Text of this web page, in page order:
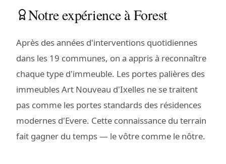
Notre expérience à Forest
Après des années d'interventions quotidiennes
dans les 19 communes, on a appris à reconnaître
chaque type d'immeuble. Les portes palières des
immeubles Art Nouveau d'Ixelles ne se traitent
pas comme les portes standards des résidences
modernes d'Evere. Cette connaissance du terrain
fait gagner du temps — le vôtre comme le nôtre.